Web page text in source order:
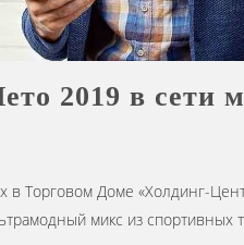
2019 в сети
в Торговом Доме «Холдинг-
микс из спортивных